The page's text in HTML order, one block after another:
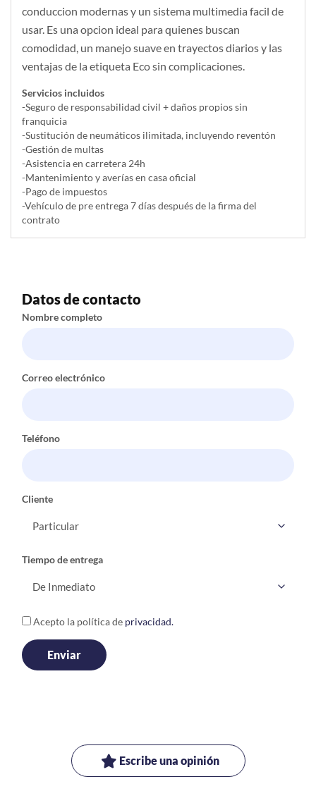
conduccion modernas y un sistema multimedia facil de
usar. Es una opcion ideal para quienes buscan
comodidad, un manejo suave en trayectos diarios y las
ventajas de la etiqueta Eco sin complicaciones.
Servicios incluidos
-Seguro de responsabilidad civil + daños propios sin
franquicia
-Sustitución de neumáticos ilimitada, incluyendo reventón
-Gestión de multas
-Asistencia en carretera 24h
-Mantenimiento y averías en casa oficial
-Pago de impuestos
-Vehículo de pre entrega 7 días después de la firma del
contrato
Datos de contacto
Nombre completo
Correo electrónico
Teléfono
Cliente
Tiempo de entrega
Acepto la política de privacidad.
Escribe una opinión